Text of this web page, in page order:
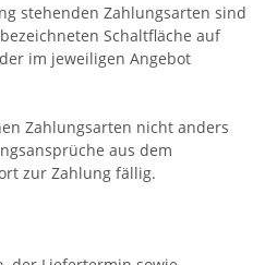
stehenden Zahlungsarten sind
Schaltfläche auf
im jeweiligen Angebot
Zahlungsarten nicht anders
aus dem
zur Zahlung fällig.